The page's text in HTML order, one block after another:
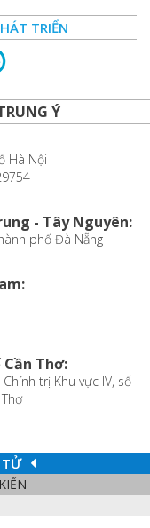
TRIỂN
Ý
Hà Nội
- Tây Nguyên:
phố Đà Nẵng
Thơ:
trị Khu vực IV, số
TỬ